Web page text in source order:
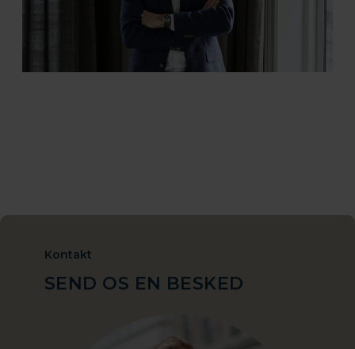
Kontakt
SEND OS EN BESKED